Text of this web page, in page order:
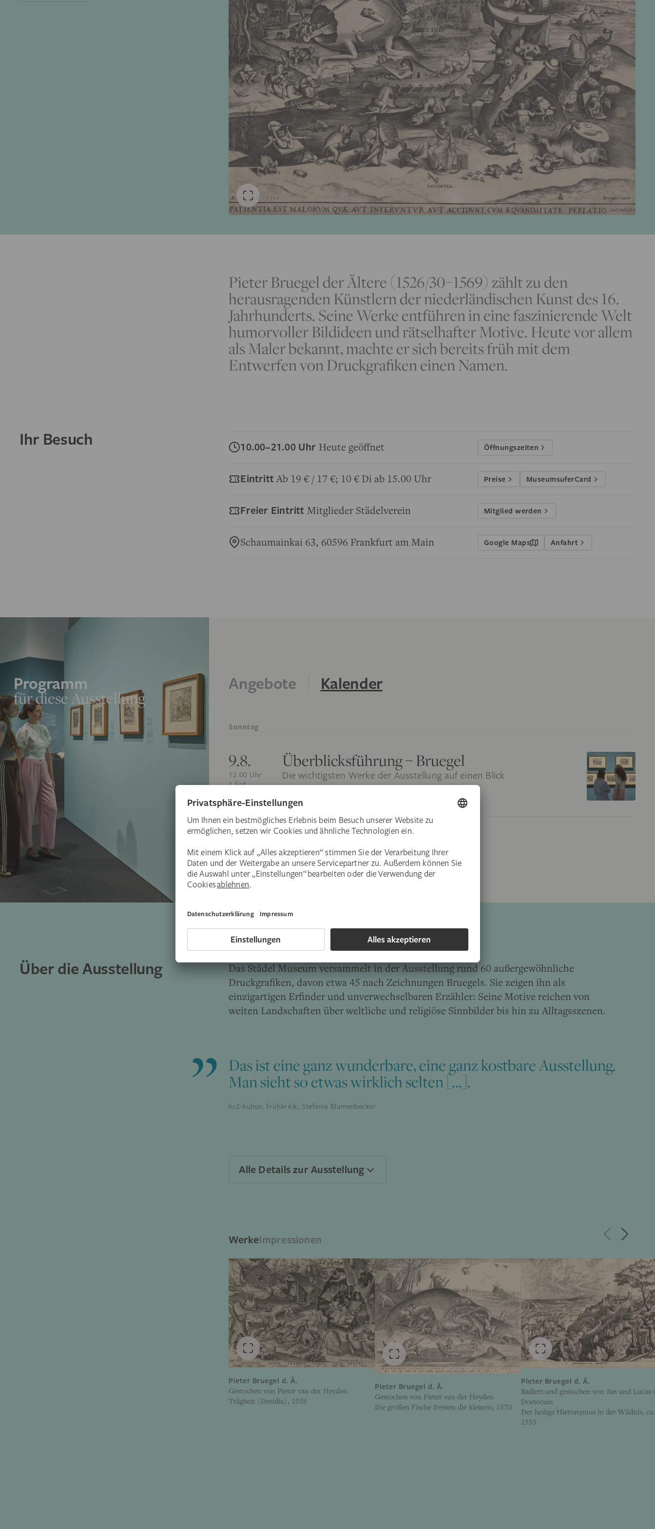
Pieter Bruegel der Ältere (1526/30−1569) zählt zu den
herausragenden Künstlern der niederländischen Kunst des 16.
Jahrhunderts. Seine Werke entführen in eine faszinierende Welt
humorvoller Bildideen und rätselhafter Motive. Heute vor allem
als Maler bekannt, machte er sich bereits früh mit dem
Entwerfen von Druckgrafiken einen Namen.
Ihr Besuch 10.00–21.00 Uhr Heute geöffnet Öffnungszeiten
Eintritt Ab 19 € / 17 €; 10 € Di ab 15.00 Uhr Preise MuseumsuferCard
Freier Eintritt Mitglieder Städelverein Mitglied werden
Schaumainkai 63, 60596 Frankfurt am Main Google Maps Anfahrt
Programm
für diese Ausstellung
Angebote Kalender
Sonntag
9.8.
12.00 Uhr
1 Std
Überblicksführung – Bruegel
Die wichtigsten Werke der Ausstellung auf einen Blick
Mehr zeigen
Über die Ausstellung
Das Städel Museum versammelt in der Ausstellung rund 60 außergewöhnliche
Druckgrafiken, davon etwa 45 nach Zeichnungen Bruegels. Sie zeigen ihn als
einzigartigen Erfinder und unverwechselbaren Erzähler: Seine Motive reichen von
weiten Landschaften über weltliche und religiöse Sinnbilder bis hin zu Alltagsszenen.
Das ist eine ganz wunderbare, eine ganz kostbare Ausstellung.
Man sieht so etwas wirklich selten [...].
hr2-kultur, Frühkritik, Stefanie Blumenbecker
Alle Details zur Ausstellung
WerkeImpressionen
Pieter Bruegel d. Ä.
Gestochen von Pieter van der Heyden
Trägheit (Desidia), 1558
Pieter Bruegel d. Ä.
Gestochen von Pieter van der Heyden
Die großen Fische fressen die kleinen, 1570
Pieter Bruegel d. Ä.
Radiert und gestochen von Jan und Lucas
Doetecum
Der heilige Hieronymus in der Wildnis, ca.
1555